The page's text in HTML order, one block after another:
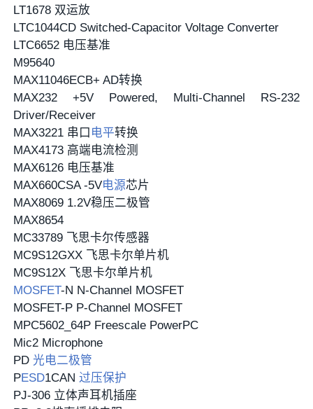
LT1678 双运放
LTC1044CD Switched-Capacitor Voltage Converter
LTC6652 电压基准
M95640
MAX11046ECB+ AD转换
MAX232 +5V Powered, Multi-Channel RS-232
Driver/Receiver
MAX3221 串口 电平转换
MAX4173 高端电流检测
MAX6126 电压基准
MAX660CSA -5V电源芯片
MAX8069 1.2V稳压二极管
MAX8654
MC33789 飞思卡尔传感器
MC9S12GXX 飞思卡尔单片机
MC9S12X 飞思卡尔单片机
MOSFET-N N-Channel MOSFET
MOSFET-P P-Channel MOSFET
MPC5602_64P Freescale PowerPC
Mic2 Microphone
PD 光电二极管
PESD1CAN过压保护
PJ-306 立体声耳机插座